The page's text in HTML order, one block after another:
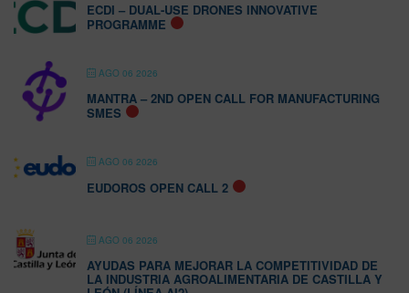
ECDI – DUAL-USE DRONES INNOVATIVE
PROGRAMME
AGO 06 2026
MANTRA – 2ND OPEN CALL FOR MANUFACTURING
SMES
AGO 06 2026
EUDOROS OPEN CALL 2
AGO 06 2026
AYUDAS PARA MEJORAR LA COMPETITIVIDAD DE
LA INDUSTRIA AGROALIMENTARIA DE CASTILLA Y